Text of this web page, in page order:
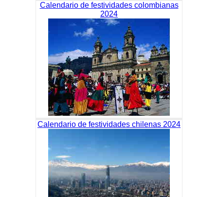
Calendario de festividades colombianas
2024
Calendario de festividades chilenas 2024